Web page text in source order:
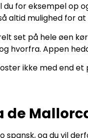
du for eksempel op
altid mulighed for at
set på hele øen
hvorfra. Appen
ikke med end
de
spansk, og du vil